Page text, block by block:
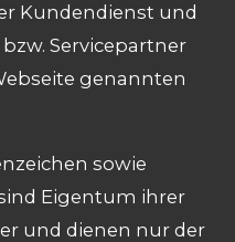
Kundendienst und
Servicepartner
genannten
sowie
Eigentum ihrer
und dienen nur der